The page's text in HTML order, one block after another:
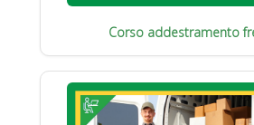
Corso addestramento